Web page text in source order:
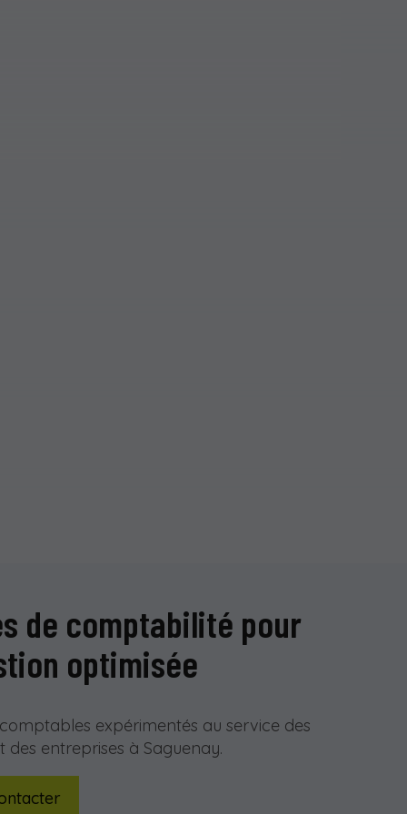
de comptabilité pour
optimisée
expérimentés au service des
des entreprises à Saguenay.